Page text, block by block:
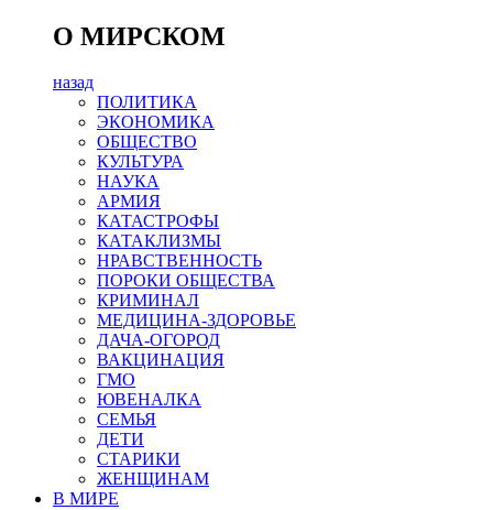
О МИРСКОМ
назад
ПОЛИТИКА
ЭКОНОМИКА
ОБЩЕСТВО
КУЛЬТУРА
НАУКА
АРМИЯ
КАТАСТРОФЫ
КАТАКЛИЗМЫ
НРАВСТВЕННОСТЬ
ПОРОКИ ОБЩЕСТВА
КРИМИНАЛ
МЕДИЦИНА-ЗДОРОВЬЕ
ДАЧА-ОГОРОД
ВАКЦИНАЦИЯ
ГМО
ЮВЕНАЛКА
СЕМЬЯ
ДЕТИ
СТАРИКИ
ЖЕНЩИНАМ
В МИРЕ